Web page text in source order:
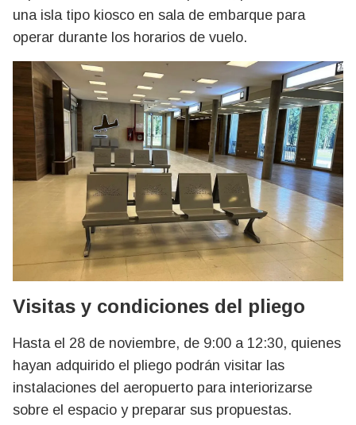
una isla tipo kiosco en sala de embarque para
operar durante los horarios de vuelo.
Visitas y condiciones del pliego
Hasta el 28 de noviembre, de 9:00 a 12:30, quienes
hayan adquirido el pliego podrán visitar las
instalaciones del aeropuerto para interiorizarse
sobre el espacio y preparar sus propuestas.